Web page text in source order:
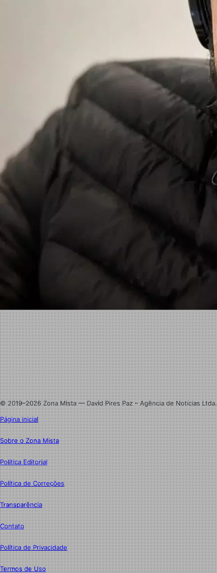
Facebook
X
Linkedin
Instagram
© 2019–2026 Zona Mista — David Pires Paz – Agência de Notícias Ltda.
Página inicial
Sobre o Zona Mista
Política Editorial
Política de Correções
Transparência
Contato
Política de Privacidade
Termos de Uso